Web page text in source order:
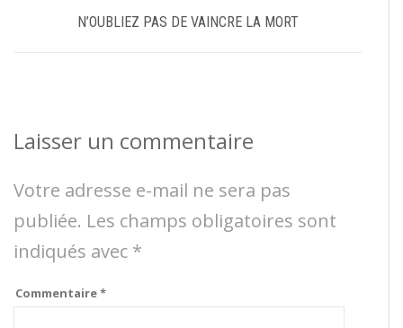
N’OUBLIEZ PAS DE VAINCRE LA MORT
Laisser un commentaire
Votre adresse e-mail ne sera pas
publiée. Les champs obligatoires sont
indiqués avec *
Commentaire*